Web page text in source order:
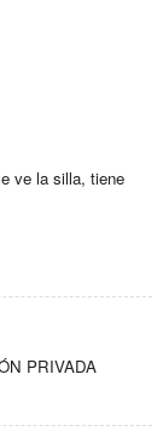
ve la silla, tiene
PRIVADA